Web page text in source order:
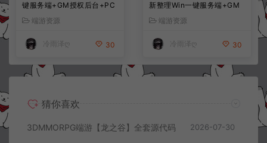
键服务端+GM授权后台+PC
客户端+详细搭建教程
端游资源
冷雨泽ღ 30
新整理Win一键服务端+GM
工具+PC客户端+详细搭建教
端游资源
冷雨泽ღ 30
猜你喜欢
3DMMORPG端游【龙之谷】全套源代码 2026-07-30